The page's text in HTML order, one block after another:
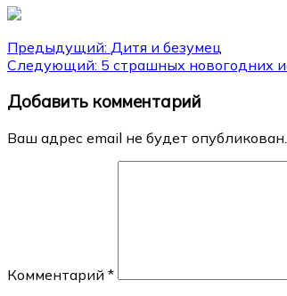
Навигация
по
записям
Предыдущий: Дитя и безумец
Следующий: 5 страшных новогодних
Добавить комментарий
Ваш адрес email не будет опубликован.
Комментарий *